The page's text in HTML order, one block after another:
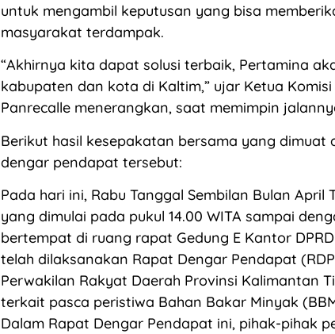
untuk mengambil keputusan yang bisa
masyarakat terdampak.
“Akhirnya kita dapat solusi terbaik, Pertamina
kabupaten dan kota di Kaltim,” ujar Ketua
Panrecalle menerangkan, saat memimpin
Berikut hasil kesepakatan bersama yang
dengar pendapat tersebut:
Pada hari ini, Rabu Tanggal Sembilan Bulan April
yang dimulai pada pukul 14.00 WITA sampai
bertempat di ruang rapat Gedung E Kantor
telah dilaksanakan Rapat Dengar Pendapat
Perwakilan Rakyat Daerah Provinsi Kalimantan
terkait pasca peristiwa Bahan Bakar Minyak
Dalam Rapat Dengar Pendapat ini, pihak-pihak